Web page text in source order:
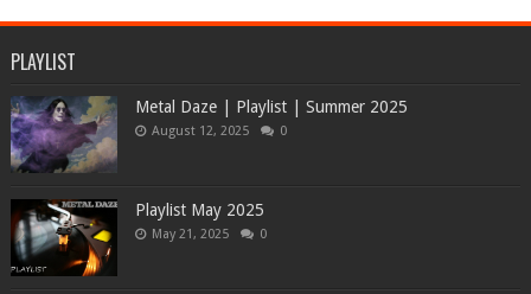
PLAYLIST
Metal Daze | Playlist | Summer 2025
August 12, 2025 0
Playlist May 2025
May 21, 2025 0